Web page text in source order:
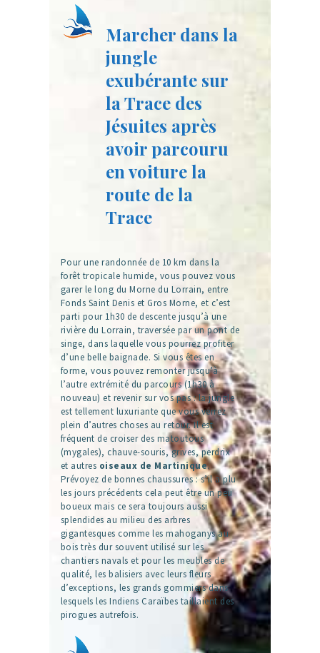
Marcher dans la
jungle
exubérante sur
la Trace des
Jésuites après
avoir parcouru
en voiture la
route de la
Trace
Pour une randonnée de 10 km dans la
forêt tropicale humide, vous pouvez vous
garer le long du Morne du Lorrain, entre
Fonds Saint Denis et Gros Morne, et c’est
parti pour 1h30 de descente jusqu’à une
rivière du Lorrain, traversée par un pont de
singe, dans laquelle vous pourrez profiter
d’une belle baignade. Si vous êtes en
forme, vous pouvez remonter jusqu’à
l’autre extrémité du parcours (1h30 à
nouveau) et revenir sur vos pas : la jungle
est tellement luxuriante que vous verrez
plein d’autres choses au retour. Il est
fréquent de croiser des matoutous
(mygales), chauve-souris, grives, perdrix
et autres oiseaux de Martinique.
Prévoyez de bonnes chaussures : s’il a plu
les jours précédents cela peut être un peu
boueux mais ce sera toujours aussi
splendides au milieu des arbres
gigantesques comme les mahoganys au
bois très dur souvent utilisé sur les
chantiers navals et pour les meubles de
qualité, les balisiers avec leurs fleurs
d’exceptions, les grands gommiers dans
lesquels les Indiens Caraïbes taillaient des
pirogues autrefois.